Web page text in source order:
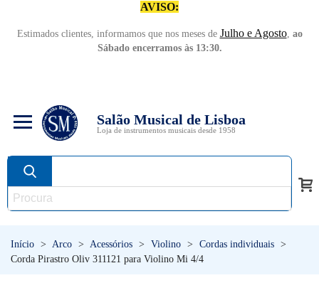
AVISO:
Estimados clientes, informamos que nos meses de Julho e Agosto, ao
Sábado encerramos às 13:30.
Salão Musical de Lisboa
Loja de instrumentos musicais desde 1958
Início > Arco > Acessórios > Violino > Cordas individuais >
Corda Pirastro Oliv 311121 para Violino Mi 4/4